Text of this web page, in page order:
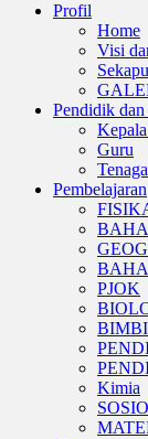
Profil
Home
Visi
Pendidik
Guru
Pembelajaran
PJOK
Kimia